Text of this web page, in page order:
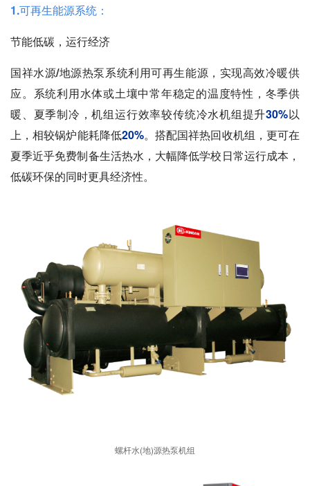
1.可再生能源系统：
节能低碳，运行经济
国祥水源/地源热泵系统利用可再生能源，实现高效冷暖供
应。系统利用水体或土壤中常年稳定的温度特性，冬季供
暖、夏季制冷，机组运行效率较传统冷水机组提升30%以
上，相较锅炉能耗降低20%。搭配国祥热回收机组，更可在
夏季近乎免费制备生活热水，大幅降低学校日常运行成本，
低碳环保的同时更具经济性。
螺杆水(地)源热泵机组